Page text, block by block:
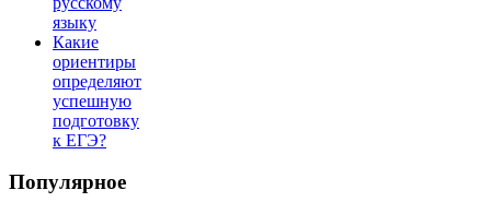
языку
Какие
ориентиры
определяют
успешную
подготовку
к ЕГЭ?
Популярное